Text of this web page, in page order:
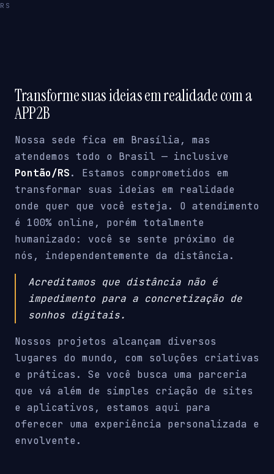
RS
Transforme suas ideias em realidade com a
APP2B
Nossa sede fica em Brasília, mas
atendemos todo o Brasil — inclusive
Pontão/RS. Estamos comprometidos em
transformar suas ideias em realidade
onde quer que você esteja. O atendimento
é 100% online, porém totalmente
humanizado: você se sente próximo de
nós, independentemente da distância.
Acreditamos que distância não é
impedimento para a concretização de
sonhos digitais.
Nossos projetos alcançam diversos
lugares do mundo, com soluções criativas
e práticas. Se você busca uma parceria
que vá além de simples criação de sites
e aplicativos, estamos aqui para
oferecer uma experiência personalizada e
envolvente.